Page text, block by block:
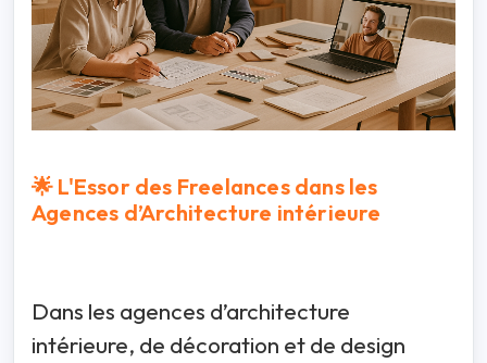
🌟 L'Essor des Freelances dans les
Agences d’Architecture intérieure
Dans les agences d’architecture
intérieure, de décoration et de design